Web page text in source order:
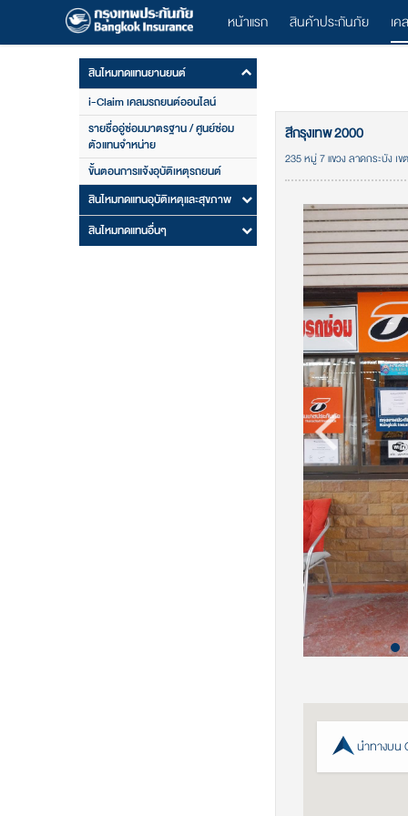
หน้าแรก สินค้าประกันภัย เค
สินไหมทดแทนยานยนต์
i-Claim เคลมรถยนต์ออนไลน์
รายชื่ออู่ซ่อมมาตรฐาน / ศูนย์ซ่อม
ตัวแทนจำหน่าย
ขั้นตอนการแจ้งอุบัติเหตุรถยนต์
สินไหมทดแทนอุบัติเหตุและสุขภาพ
สินไหมทดแทนอื่นๆ
สีกรุงเทพ 2000
235 หมู่ 7 แขวง ลาดกระบัง เ
นำทางบน